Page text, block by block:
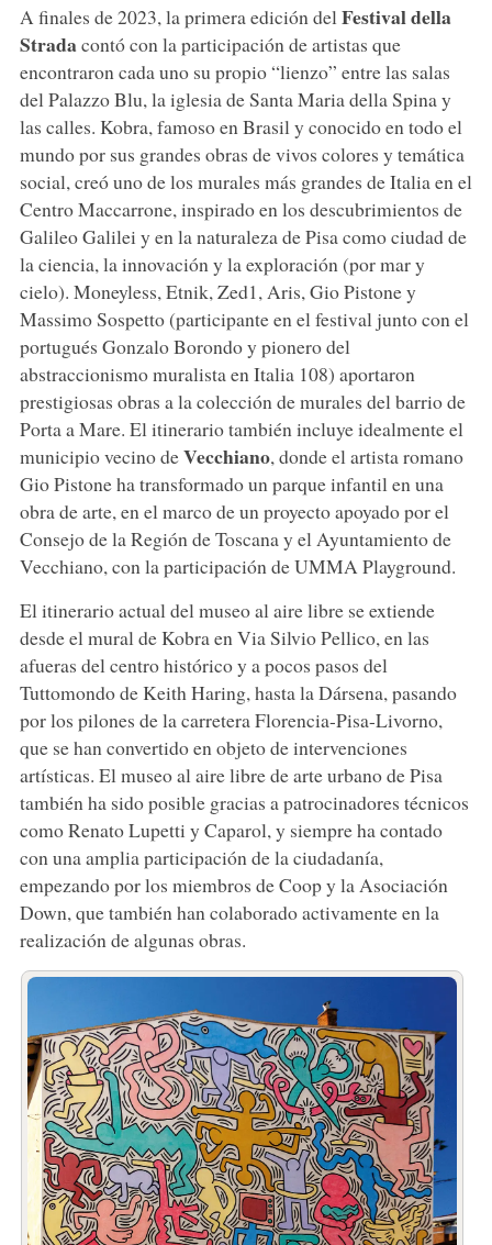
A finales de 2023, la primera edición del Festival della
Stradacontó con la participación de artistas que
encontraron cada uno su propio “lienzo” entre las salas
del Palazzo Blu, la iglesia de Santa Maria della Spina y
las calles. Kobra, famoso en Brasil y conocido en todo el
mundo por sus grandes obras de vivos colores y temática
social, creó uno de los murales más grandes de Italia en el
Centro Maccarrone, inspirado en los descubrimientos de
Galileo Galilei y en la naturaleza de Pisa como ciudad de
la ciencia, la innovación y la exploración (por mar y
cielo). Moneyless, Etnik, Zed1, Aris, Gio Pistone y
Massimo Sospetto (participante en el festival junto con el
portugués Gonzalo Borondo y pionero del
abstraccionismo muralista en Italia 108) aportaron
prestigiosas obras a la colección de murales del barrio de
Porta a Mare. El itinerario también incluye idealmente el
municipio vecino deVecchiano, donde el artista romano
Gio Pistone ha transformado un parque infantil en una
obra de arte, en el marco de un proyecto apoyado por el
Consejo de la Región de Toscana y el Ayuntamiento de
Vecchiano, con la participación de UMMA Playground.
El itinerario actual del museo al aire libre se extiende
desde el mural de Kobra en Via Silvio Pellico, en las
afueras del centro histórico y a pocos pasos del
Tuttomondo de Keith Haring, hasta la Dársena, pasando
por los pilones de la carretera Florencia-Pisa-Livorno,
que se han convertido en objeto de intervenciones
artísticas. El museo al aire libre de arte urbano de Pisa
también ha sido posible gracias a patrocinadores técnicos
como Renato Lupetti y Caparol, y siempre ha contado
con una amplia participación de la ciudadanía,
empezando por los miembros de Coop y la Asociación
Down, que también han colaborado activamente en la
realización de algunas obras.